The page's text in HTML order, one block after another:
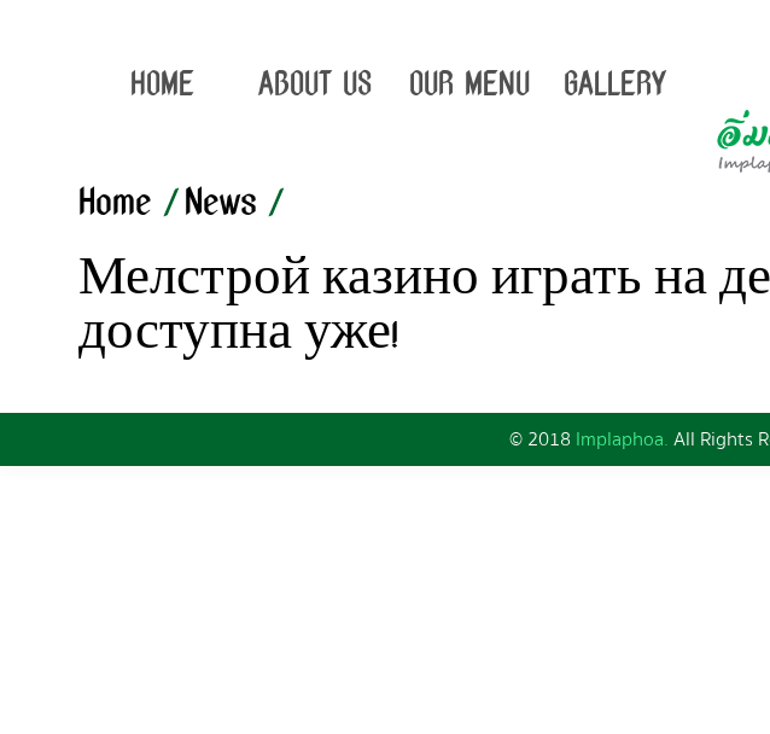
HOME ABOUT US OUR MENU GALLERY
Home/News/
Мелстрой казино играть на
доступна уже!
© 2018 Implaphoa.All Rights